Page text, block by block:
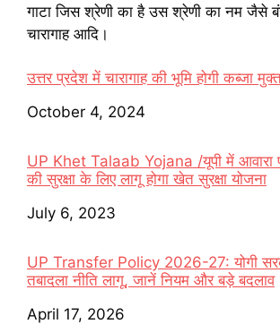
गाटा जिस श्रेणी का है उस श्रेणी का नम जैसे
चारागाह आदि।
उत्तर प्रदेश में चारागाह की भूमि होगी कब्जा
Date
October 4, 2024
UP Khet Talaab Yojana /यूपी में
की सुरक्षा के लिए लागू होगा खेत सुरक्षा योजना
Date
July 6, 2023
UP Transfer Policy 2026-27: योगी
तबादला नीति लागू, जानें नियम और बड़े बदलाव
Date
April 17, 2026